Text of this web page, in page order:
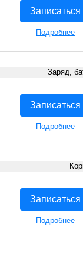
Записаться
Подробнее
Заряд,
Записаться
Подробнее
Записаться
Подробнее